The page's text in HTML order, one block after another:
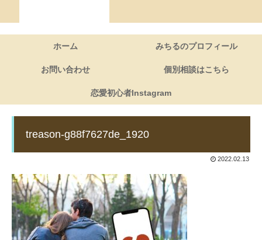
ホーム みちるのプロフィール
お問い合わせ 個別相談はこちら
恋愛初心者Instagram
treason-g88f7627de_1920
2022.02.13